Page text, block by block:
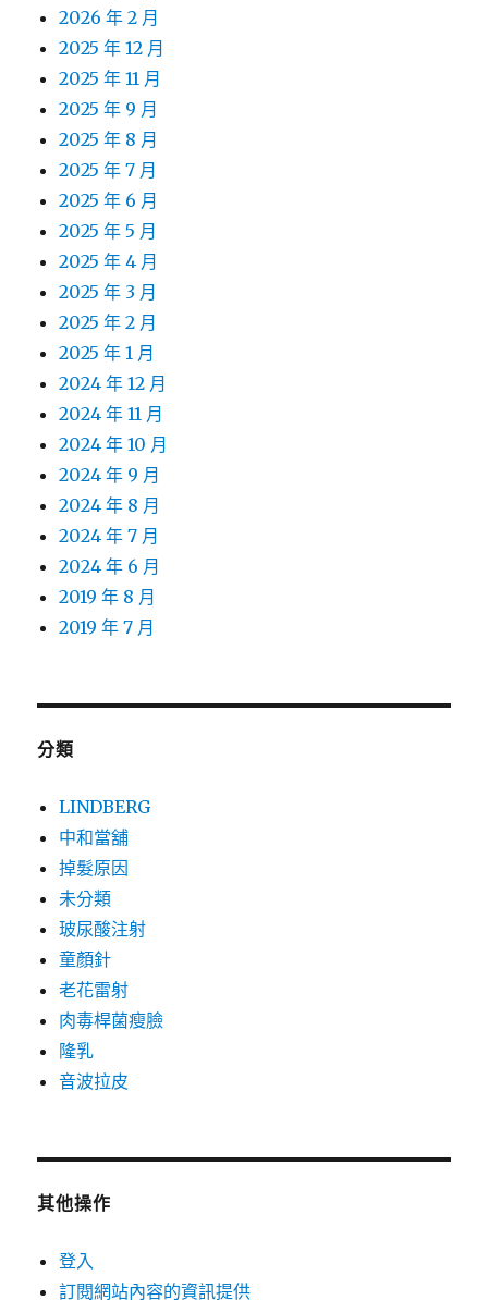
2026 年 2 月
2025 年 12 月
2025 年 11 月
2025 年 9 月
2025 年 8 月
2025 年 7 月
2025 年 6 月
2025 年 5 月
2025 年 4 月
2025 年 3 月
2025 年 2 月
2025 年 1 月
2024 年 12 月
2024 年 11 月
2024 年 10 月
2024 年 9 月
2024 年 8 月
2024 年 7 月
2024 年 6 月
2019 年 8 月
2019 年 7 月
分類
LINDBERG
中和當舖
掉髮原因
未分類
玻尿酸注射
童顏針
老花雷射
肉毒桿菌瘦臉
隆乳
音波拉皮
其他操作
登入
訂閱網站內容的資訊提供